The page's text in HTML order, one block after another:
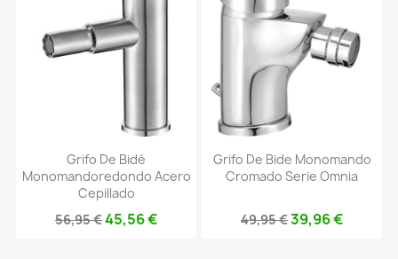
Grifo De Bidé
Monomandoredondo Acero
Cepillado
56,95 €45,56 €
Grifo De Bide Monomando
Cromado Serie Omnia
49,95 €39,96 €